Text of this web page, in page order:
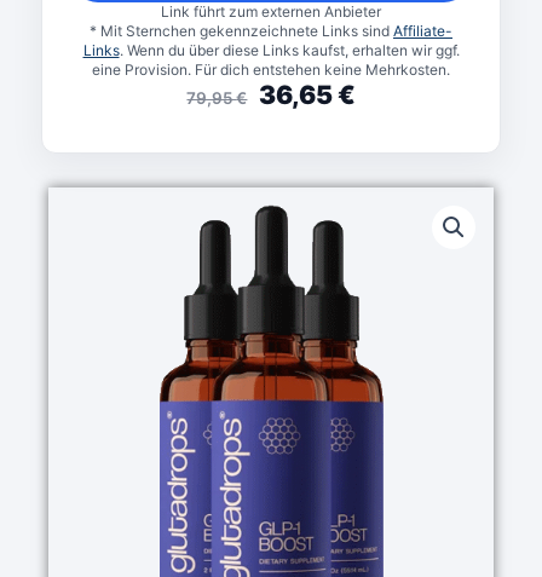
79,95€ 36,65€
Link führt zum externen Anbieter
* Mit Sternchen gekennzeichnete Links sind Affiliate-
Links. Wenn du über diese Links kaufst, erhalten wir ggf.
eine Provision. Für dich entstehen keine Mehrkosten.